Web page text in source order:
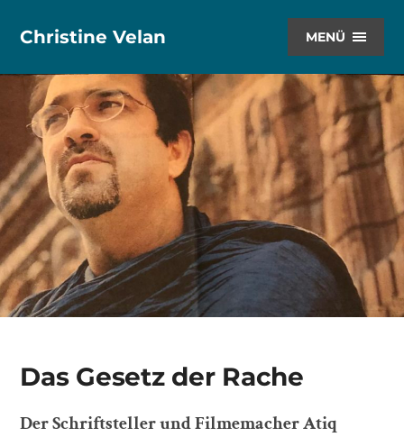
Christine Velan MENÜ
Das Gesetz der Rache
Der Schriftsteller und Filmemacher Atiq